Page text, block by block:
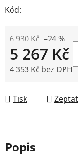
Kód:
6 930 Kč –24 %
5 267 Kč
4 353 Kč bez DPH
Tisk
Popis